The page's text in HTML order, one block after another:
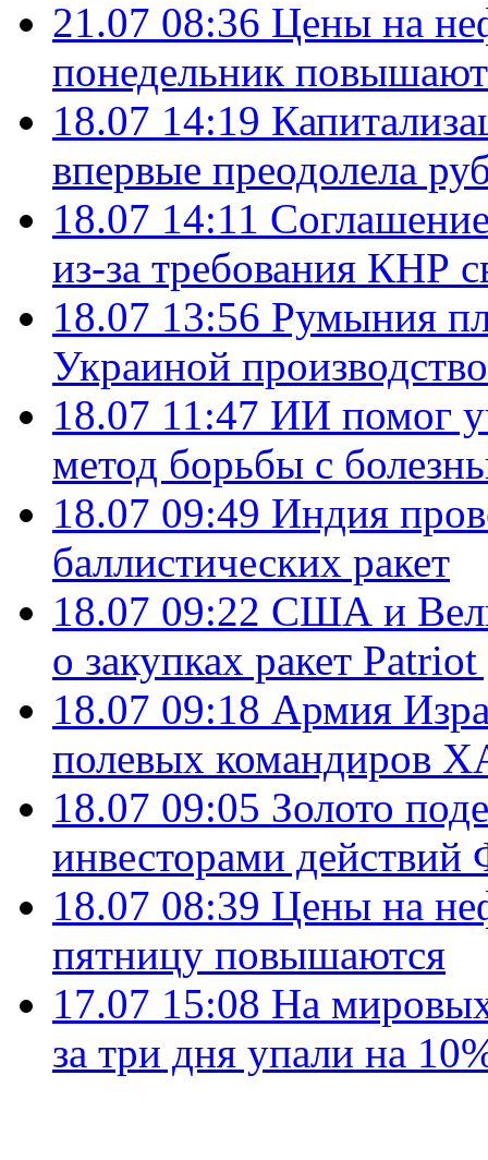
21.07 08:36 Цены на
понедельник
18.07 14:19
впервые преодолела
18.07 14:11
из-за требования КНР
18.07 13:56 Румыния
Украиной
18.07 11:47 ИИ помог
метод борьбы с
18.07 09:49 Индия
баллистических ракет
18.07 09:22 США и
о закупках ракет
18.07 09:18 Армия
полевых командиров
18.07 09:05 Золото
инвесторами
18.07 08:39 Цены на
пятницу повышаются
17.07 15:08 На
за три дня упали на